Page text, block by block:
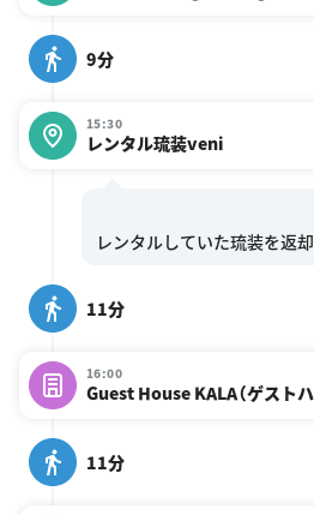
9分
15:30
レンタル琉装veni
11分
16:00
Guest House KALA（ゲストハ
11分